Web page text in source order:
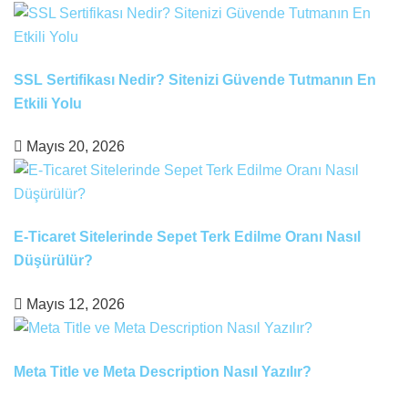
SSL Sertifikası Nedir? Sitenizi Güvende Tutmanın En
Etkili Yolu
Mayıs 20, 2026
E-Ticaret Sitelerinde Sepet Terk Edilme Oranı Nasıl
Düşürülür?
Mayıs 12, 2026
Meta Title ve Meta Description Nasıl Yazılır?